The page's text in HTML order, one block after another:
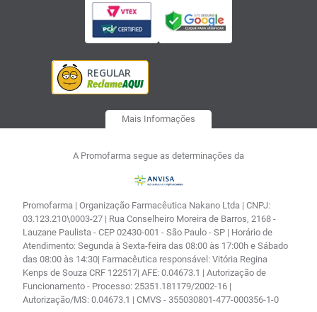
Mais Informações
A Promofarma segue as determinações da
Promofarma | Organização Farmacêutica Nakano Ltda | CNPJ:
03.123.210\0003-27 | Rua Conselheiro Moreira de Barros, 2168 -
Lauzane Paulista - CEP 02430-001 - São Paulo - SP | Horário de
Atendimento: Segunda à Sexta-feira das 08:00 às 17:00h e Sábado
das 08:00 às 14:30| Farmacêutica responsável: Vitória Regina
Kenps de Souza CRF 122517| AFE: 0.04673.1 | Autorização de
Funcionamento - Processo: 25351.181179/2002-16 |
Autorização/MS: 0.04673.1 | CMVS - 355030801-477-000356-1-0